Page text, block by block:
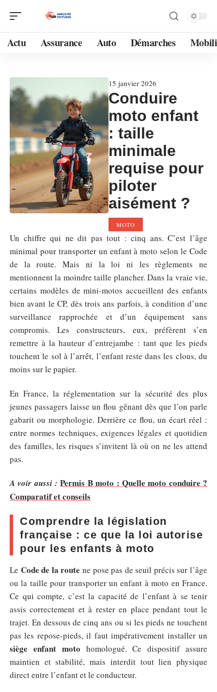
Actu Assurance Auto Démarches
15 janvier 2026
Conduire
moto enfant
: taille
minimale
requise pour
piloter
aisément ?
MOTO
Un chiffre qui ne dit pas tout : cinq ans. C’est l’âge
minimal pour transporter un enfant à moto selon le Code
de la route. Mais ni la loi ni les règlements ne
mentionnent la moindre taille plancher. Dans la vraie vie,
certains modèles de mini-motos accueillent des enfants
bien avant le CP, dès trois ans parfois, à condition d’une
surveillance rapprochée et d’un équipement sans
compromis. Les constructeurs, eux, préfèrent s’en
remettre à la hauteur d’entrejambe : tant que les pieds
touchent le sol à l’arrêt, l’enfant reste dans les clous, du
moins sur le papier.
En France, la réglementation sur la sécurité des plus
jeunes passagers laisse un flou gênant dès que l’on parle
gabarit ou morphologie. Derrière ce flou, un écart réel :
entre normes techniques, exigences légales et quotidien
des familles, les risques s’invitent là où on ne les attend
pas.
A voir aussi : Permis B moto : Quelle moto conduire ?
Comparatif et conseils
Comprendre la législation
française : ce que la loi autorise
pour les enfants à moto
Le Code de la route ne pose pas de seuil précis sur l’âge
ou la taille pour transporter un enfant à moto en France.
Ce qui compte, c’est la capacité de l’enfant à se tenir
assis correctement et à rester en place pendant tout le
trajet. En dessous de cinq ans ou si les pieds ne touchent
pas les repose-pieds, il faut impérativement installer un
siège enfant moto homologué. Ce dispositif assure
maintien et stabilité, mais interdit tout lien physique
direct entre l’enfant et le conducteur.